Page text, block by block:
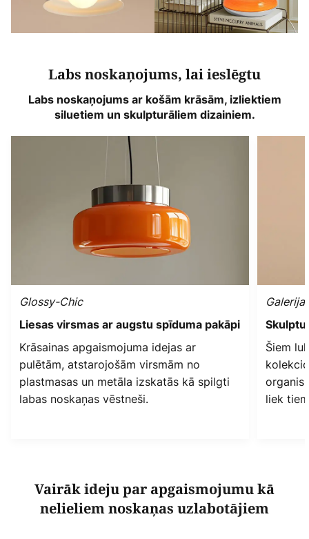
Labs noskaņojums, lai ieslēgtu
Labs noskaņojums ar košām krāsām, izliektiem
siluetiem un skulpturāliem dizainiem.
Glossy-Chic
Liesas virsmas ar augstu spīduma pakāpi
Krāsainas apgaismojuma idejas ar
pulētām, atstarojošām virsmām no
plastmasas un metāla izskatās kā spilgti
labas noskaņas vēstneši.
Šiem
liek
Vairāk ideju par apgaismojumu kā
nelieliem noskaņas uzlabotājiem